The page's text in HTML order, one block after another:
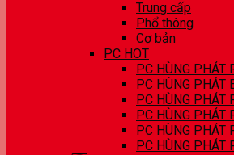
Trung cấp
Phổ thông
Cơ bản
PC HOT
PC HÙNG PHÁT
PC HÙNG PHÁT
PC HÙNG PHÁT
PC HÙNG PHÁT
PC HÙNG PHÁT
PC HÙNG PHÁT